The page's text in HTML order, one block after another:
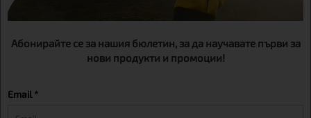
Абонирайте се за нашия бюлетин, за да научавате първи за
нови продукти и промоции!
Email *